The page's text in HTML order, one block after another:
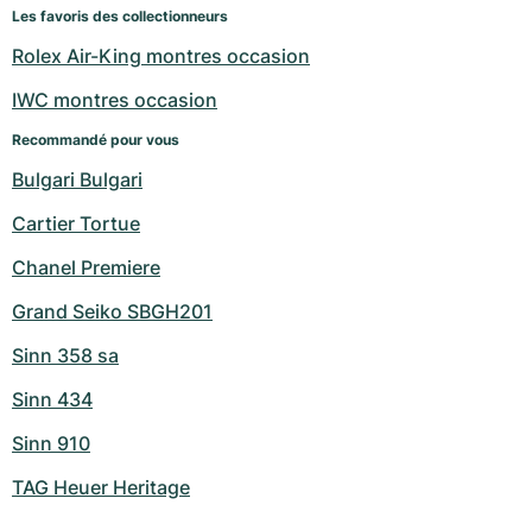
Les favoris des collectionneurs
Rolex Air-King montres occasion
IWC montres occasion
Recommandé pour vous
Bulgari Bulgari
Cartier Tortue
Chanel Premiere
Grand Seiko SBGH201
Sinn 358 sa
Sinn 434
Sinn 910
TAG Heuer Heritage